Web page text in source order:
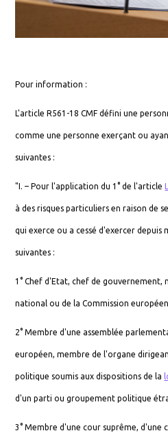
Pour information :
L'article R561-18 CMF défini une
comme une personne exerçant ou
suivantes :
"I. – Pour l'application du 1° de l'article
à des risques particuliers en raison de
qui exerce ou a cessé d'exercer depuis
suivantes :
1° Chef d'Etat, chef de
national ou de la Commission
2° Membre d'une assemblée
européen, membre de l'organe
politique soumis aux dispositions de la
d'un parti ou groupement politique
3° Membre d'une cour suprême,